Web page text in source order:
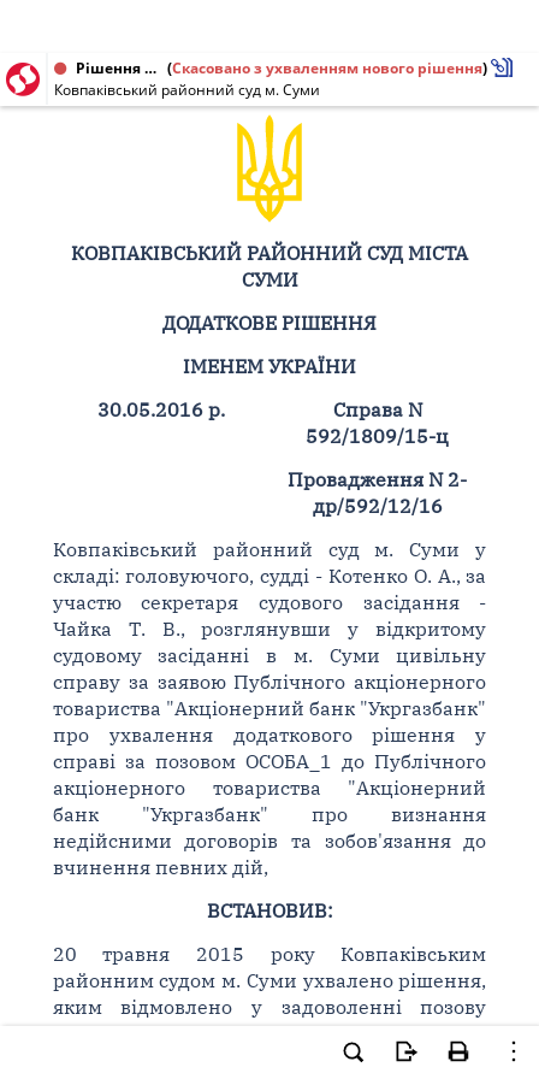
Рішення від 30.05.2016 № 592/1809/15-ц, 2-др/592/12/16 (Скасовано з ухваленням нового рішення)
Ковпаківський районний суд м. Суми
КОВПАКІВСЬКИЙ РАЙОННИЙ СУД МІСТА
СУМИ
ДОДАТКОВЕ РІШЕННЯ
ІМЕНЕМ УКРАЇНИ
30.05.2016 р.
Справа N
592/1809/15-ц
Провадження N 2-
др/592/12/16
Ковпаківський районний суд м. Суми у
складі: головуючого, судді - Котенко О. А., за
участю секретаря судового засідання -
Чайка Т. В., розглянувши у відкритому
судовому засіданні в м. Суми цивільну
справу за заявою Публічного акціонерного
товариства "Акціонерний банк "Укргазбанк"
про ухвалення додаткового рішення у
справі за позовом ОСОБА_1 до Публічного
акціонерного товариства "Акціонерний
банк "Укргазбанк" про визнання
недійсними договорів та зобов'язання до
вчинення певних дій,
ВСТАНОВИВ:
20 травня 2015 року Ковпаківським
районним судом м. Суми ухвалено рішення,
яким відмовлено у задоволенні позову
592/1809/15-ц). 09 липня 2015 року